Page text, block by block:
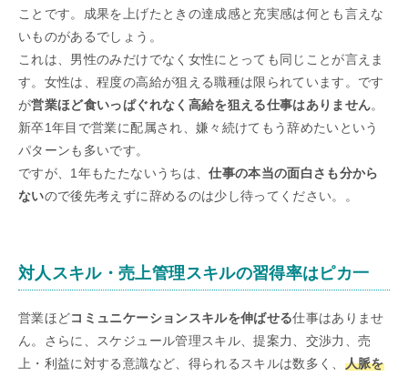
ことです。成果を上げたときの達成感と充実感は何とも言えな
いものがあるでしょう。
これは、男性のみだけでなく女性にとっても同じことが言えま
す。女性は、程度の高給が狙える職種は限られています。です
が営業ほど食いっぱぐれなく高給を狙える仕事はありません。
新卒1年目で営業に配属され、嫌々続けてもう辞めたいという
パターンも多いです。
ですが、1年もたたないうちは、仕事の本当の面白さも分から
ないので後先考えずに辞めるのは少し待ってください。。
対人スキル・売上管理スキルの習得率はピカ一
営業ほどコミュニケーションスキルを伸ばせる仕事はありませ
ん。さらに、スケジュール管理スキル、提案力、交渉力、売
上・利益に対する意識など、得られるスキルは数多く、 人脈を